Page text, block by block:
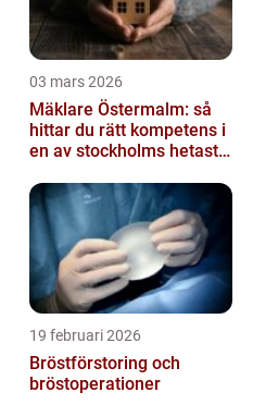
03 mars 2026
Mäklare Östermalm: så
hittar du rätt kompetens i
en av stockholms hetaste
19 februari 2026
Bröstförstoring och
bröstoperationer